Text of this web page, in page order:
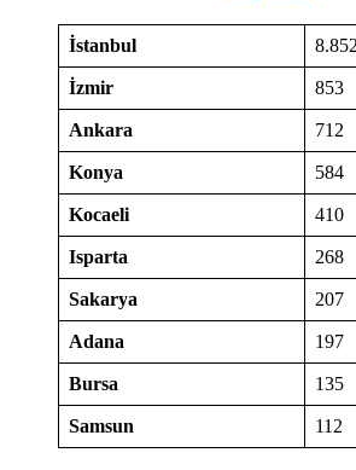
İstanbul 8.852
İzmir 853
Ankara 712
Konya 584
Kocaeli 410
Isparta 268
Sakarya 207
Adana 197
Bursa 135
Samsun 112